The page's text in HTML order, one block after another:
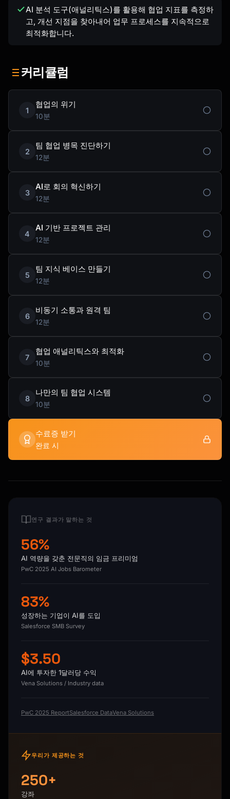
AI 분석 도구(애널리틱스)를 활용해 협업 지표를 측정하
고, 개선 지점을 찾아내어 업무 프로세스를 지속적으로
최적화합니다.
커리큘럼
1
협업의 위기
10분
2
팀 협업 병목 진단하기
12분
3
AI로 회의 혁신하기
12분
4
AI 기반 프로젝트 관리
12분
5
팀 지식 베이스 만들기
12분
6
비동기 소통과 원격 팀
12분
7
협업 애널리틱스와 최적화
10분
8
나만의 팀 협업 시스템
10분
수료증 받기
완료 시
연구 결과가 말하는 것
56%
AI 역량을 갖춘 전문직의 임금 프리미엄
PwC 2025 AI Jobs Barometer
83%
성장하는 기업이 AI를 도입
Salesforce SMB Survey
$3.50
AI에 투자한 1달러당 수익
Vena Solutions / Industry data
PwC 2025 ReportSalesforce DataVena Solutions
우리가 제공하는 것
250+
강좌